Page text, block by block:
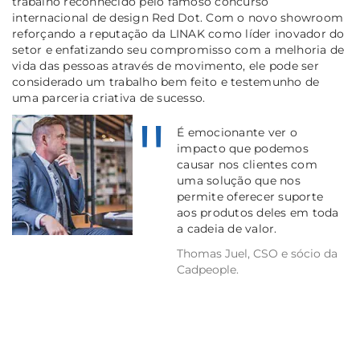
internacional de design Red Dot. Com o novo showroom
reforçando a reputação da LINAK como líder inovador do
setor e enfatizando seu compromisso com a melhoria de
vida das pessoas através de movimento, ele pode ser
considerado um trabalho bem feito e testemunho de
uma parceria criativa de sucesso.
É emocionante ver o
impacto que podemos
causar nos clientes com
uma solução que nos
permite oferecer suporte
aos produtos deles em toda
a cadeia de valor.
Thomas Juel, CSO e sócio da
Cadpeople.